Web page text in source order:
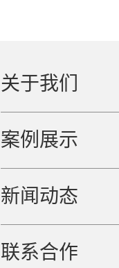
关于我们
案例展示
新闻动态
联系合作